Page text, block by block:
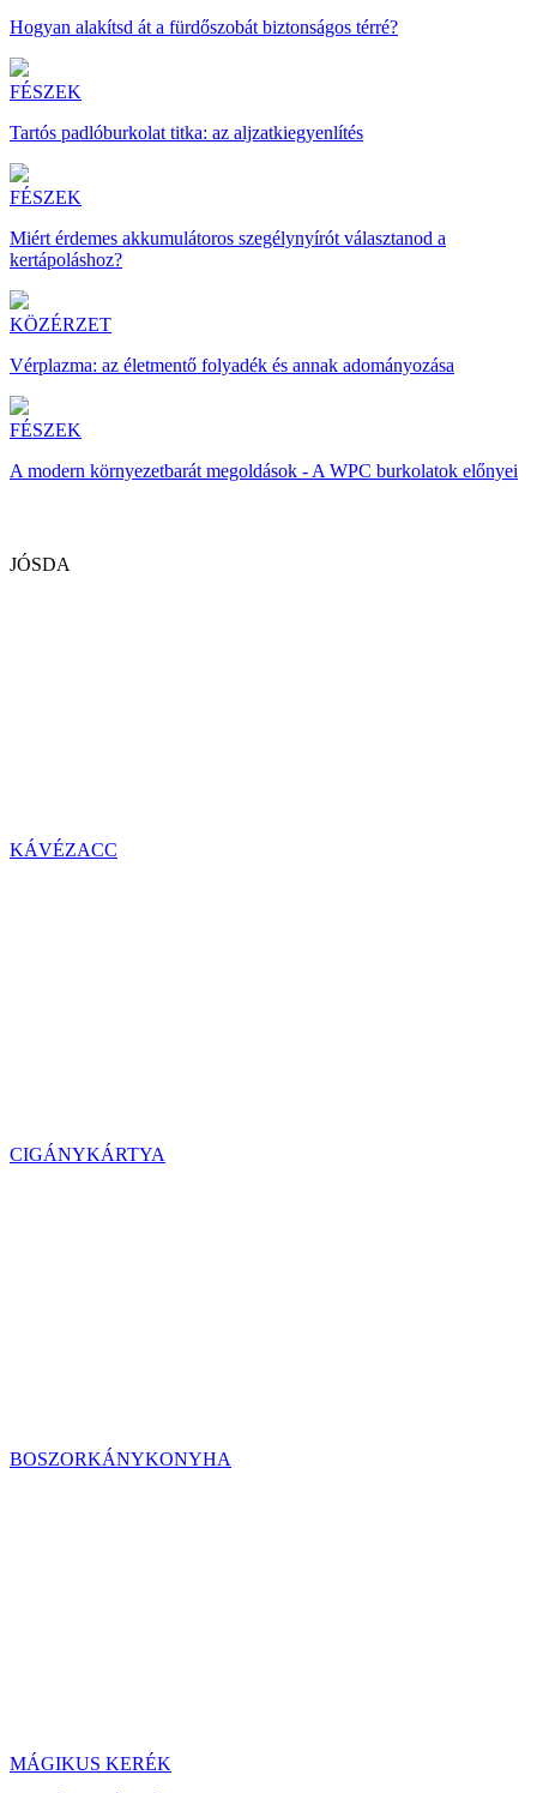
Hogyan alakítsd át a fürdőszobát biztonságos térré?
FÉSZEK
Tartós padlóburkolat titka: az aljzatkiegyenlítés
FÉSZEK
Miért érdemes akkumulátoros szegélynyírót választanod a
kertápoláshoz?
KÖZÉRZET
Vérplazma: az életmentő folyadék és annak adományozása
FÉSZEK
A modern környezetbarát megoldások - A WPC burkolatok előnyei
JÓSDA
KÁVÉZACC
CIGÁNYKÁRTYA
BOSZORKÁNYKONYHA
MÁGIKUS KERÉK